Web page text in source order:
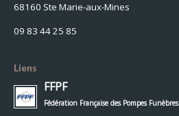
68160 Ste Marie-aux-Mines
09 83 44 25 85
Liens
FFPF
Fédération Française des Pompes Funèbres